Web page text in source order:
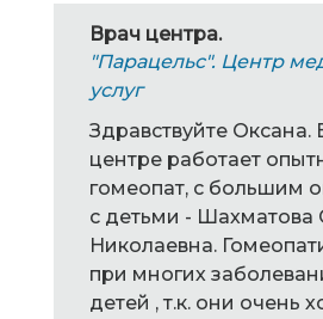
Врач центра.
"Парацельс". Центр
услуг
Здравствуйте
центре работает
гомеопат, с большим
с детьми - Шахматова
Николаевна.
при многих
детей , т.к. они очень